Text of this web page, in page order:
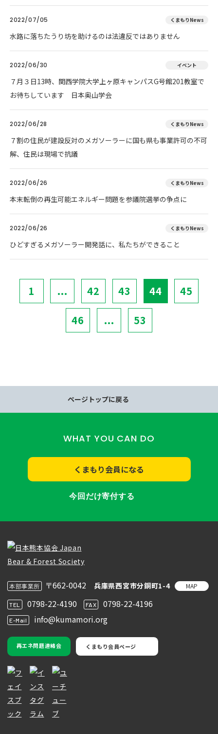
2022/07/05 くまもりNews
水路に落ちたうり坊を助けるのは法違反ではありません
2022/06/30 イベント
７月３日13時、関西学院大学上ヶ原キャンパスG号館201教室で
お待ちしています 日本奥山学会
2022/06/28 くまもりNews
７割の住民が建設反対のメガソーラーに国も県も事業許可の不可
解、住民は現場で抗議
2022/06/26 くまもりNews
本末転倒の再生可能エネルギー問題を参議院選挙の争点に
2022/06/26 くまもりNews
ひどすぎるメガソーラー開発話に、私たちができること
1 ... 42 43 44 45
46 ... 53
ページトップに戻る
WHAT YOU CAN DO
くまもり会員になる
今回だけ寄付する
本部事業所 〒662-0042 兵庫県西宮市分銅町1-4 MAP
TEL 0798-22-4190 FAX 0798-22-4196
E-Mail info@kumamori.org
再エネ問題連絡会 くまもり会員ページ